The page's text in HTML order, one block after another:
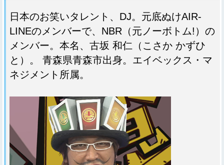
日本のお笑いタレント、DJ。元底ぬけAIR-
LINEのメンバーで、NBR（元ノーボトム!）の
メンバー。本名、古坂 和仁（こさか かずひ
と）。 青森県青森市出身。エイベックス・マ
ネジメント所属。